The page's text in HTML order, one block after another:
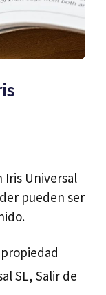
Iris Universal
pueden ser
SL,Salir de